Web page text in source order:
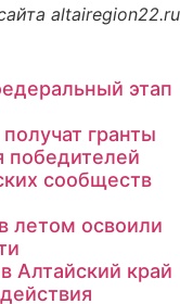
altairegion22.ru
этап
гранты
победителей
сообществ
летом освоили
Алтайский край